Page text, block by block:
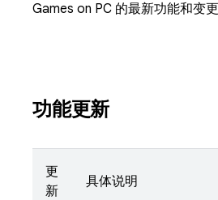
Games on PC 的最新功能和变更
功能更新
更
新
具体说明